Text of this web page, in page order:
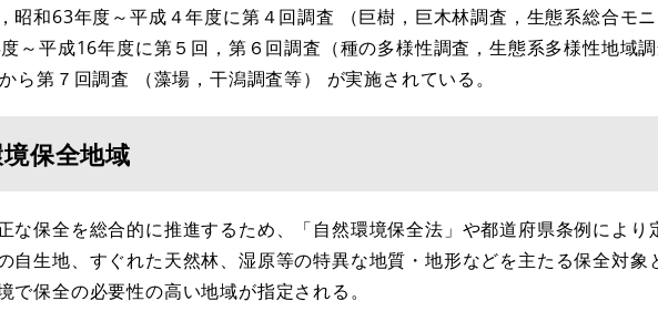
昭和63年度～平成４年度に第４回調査 （巨樹，巨木林調査，生態系総合モ
～平成16年度に第５回，第６回調査（種の多様性調査，生態系多様性地域
ら第７回調査 （藻場，干潟調査等） が実施されている。
保全地域
な保全を総合的に推進するため、「自然環境保全法」や都道府県条例により
自生地、すぐれた天然林、湿原等の特異な地質・地形などを主たる保全対象
で保全の必要性の高い地域が指定される。